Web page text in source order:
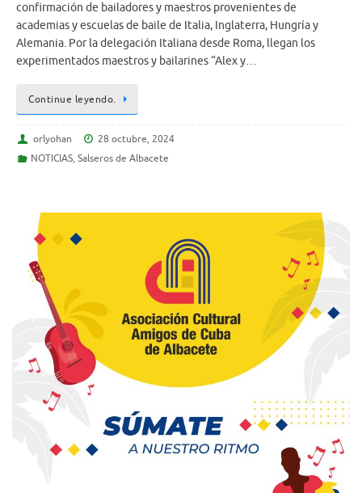
confirmación de bailadores y maestros provenientes de
academias y escuelas de baile de Italia, Inglaterra, Hungría y
Alemania. Por la delegación Italiana desde Roma, llegan los
experimentados maestros y bailarines “Alex y…
Continue leyendo.
orlyohan
28 octubre, 2024
NOTICIAS, Salseros de Albacete